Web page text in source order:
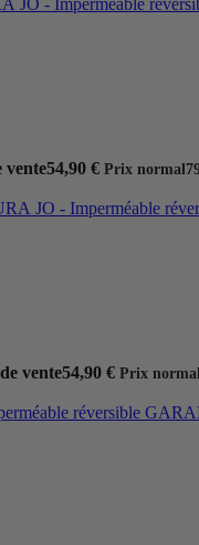
vente54,90 € Prix normal
vente54,90 € Prix